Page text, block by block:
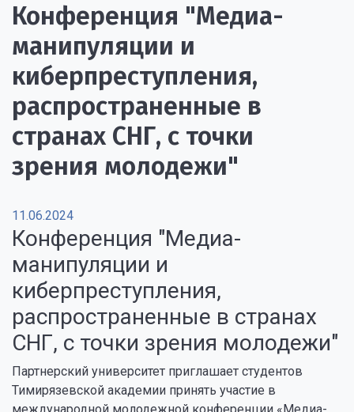
Конференция "Медиа-
манипуляции и
киберпреступления,
распространенные в
странах СНГ, с точки
зрения молодежи"
11.06.2024
Конференция "Медиа-
манипуляции и
киберпреступления,
распространенные в странах
СНГ, с точки зрения молодежи"
Партнерский университет приглашает студентов
Тимирязевской академии принять участие в